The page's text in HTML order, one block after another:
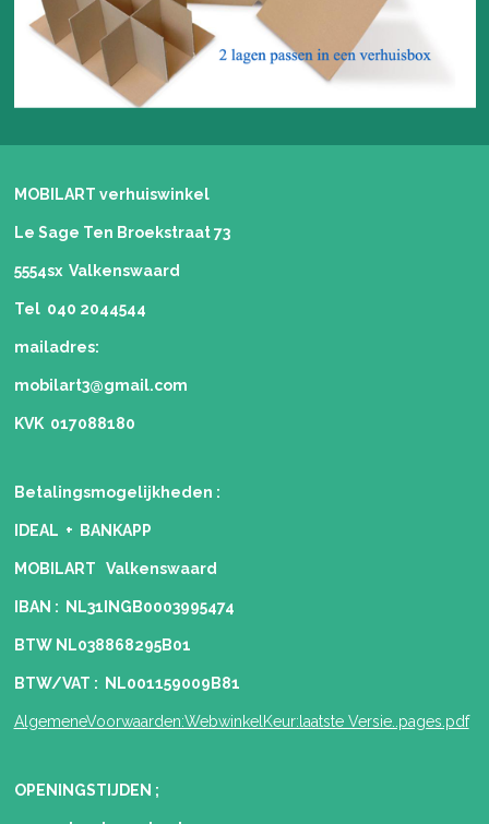
MOBILART verhuiswinkel
Le Sage Ten Broekstraat 73
5554sx Valkenswaard
Tel 040 2044544
mailadres:
mobilart3@gmail.com
KVK 017088180
Betalingsmogelijkheden :
IDEAL + BANKAPP
MOBILART Valkenswaard
IBAN : NL31INGB0003995474
BTW NL038868295B01
BTW/VAT : NL001159009B81
AlgemeneVoorwaarden:WebwinkelKeur:laatste Versie..pages.pdf
OPENINGSTIJDEN ;